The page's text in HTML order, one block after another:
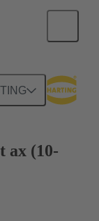
ax (10-